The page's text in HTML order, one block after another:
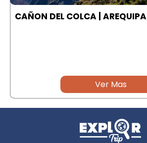
CAÑON DEL COLCA | AREQUIPA
Ver Mas